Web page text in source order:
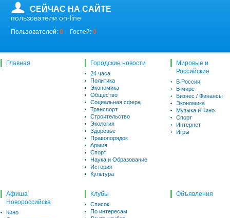
СЕЙЧАС НА САЙТЕ
пользователи on-line
Пользователей: 0 Гостей: 0
Главная Городские новости
24 часа
Политика
Экономика
Общество
Социальная сфера
Транспорт
Строительство
Экология
Здоровье
Правопорядок
Армия
Спорт
Наука и Образование
История
Культура
Мировые и
Российские
В России
В мире
Бизнес / Финансы
Экономика
Музыка и Кино
Спорт
Интернет
Игры
Афиша
Новороссийска
Кино
Клубы
Список
По интересам
Объявления